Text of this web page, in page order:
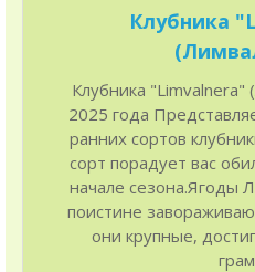
Клубника
Клубника "Limvalnera"
2025 года
ранних сортов
сорт порадует вас
начале сезона.Ягоды
поистине
они крупные,